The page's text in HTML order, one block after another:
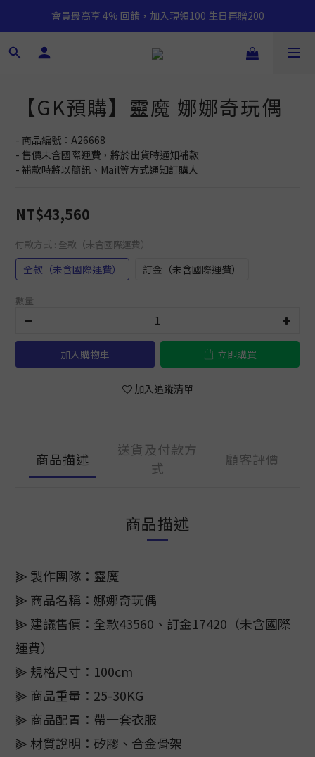
會員最高享 4% 回饋，加入現領100 生日再贈200
【GK預購】靈魔 娜娜奇玩偶
- 商品編號：A26668
- 售價未含國際運費，將於出貨時通知補款
- 補款時將以簡訊、Mail等方式通知訂購人
NT$43,560
付款方式 : 全款（未含國際運費）
全款（未含國際運費） 訂金（未含國際運費）
數量
加入購物車 立即購買
加入追蹤清單
商品描述
送貨及付款方
式
顧客評價
商品描述
⫸ 製作團隊：靈魔
⫸ 商品名稱：娜娜奇玩偶
⫸ 建議售價：全款43560、訂金17420（未含國際
運費）
⫸ 規格尺寸：100cm
⫸ 商品重量：25-30KG
⫸ 商品配置：帶一套衣服
⫸ 材質說明：矽膠、合金骨架